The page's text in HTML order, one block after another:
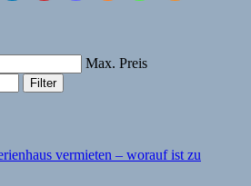
Max. Preis
Filter